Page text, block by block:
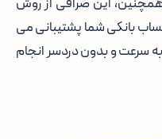
بانکی شما پشتیبانی می
سرعت و بدون دردسر انجام